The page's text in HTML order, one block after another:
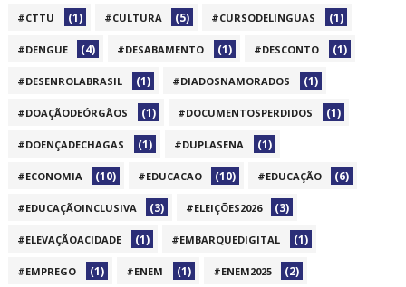
#CTTU (1) #CULTURA (5) #CURSODELINGUAS (1)
#DENGUE (4) #DESABAMENTO (1) #DESCONTO (1)
#DESENROLABRASIL (1) #DIADOSNAMORADOS (1)
#DOAÇÃODEÓRGÃOS (1) #DOCUMENTOSPERDIDOS (1)
#DOENÇADECHAGAS (1) #DUPLASENA (1)
#ECONOMIA (10) #EDUCACAO (10) #EDUCAÇÃO (6)
#EDUCAÇÃOINCLUSIVA (3) #ELEIÇÕES2026 (3)
#ELEVAÇÃOACIDADE (1) #EMBARQUEDIGITAL (1)
#EMPREGO (1) #ENEM (1) #ENEM2025 (2)